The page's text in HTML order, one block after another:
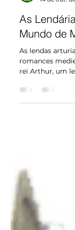
As